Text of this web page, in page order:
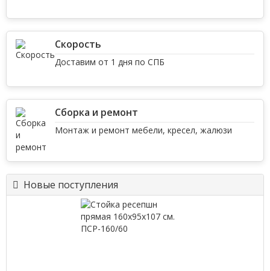
Скорость
Доставим от 1 дня по СПБ
Сборка и ремонт
Монтаж и ремонт мебели, кресел, жалюзи
Новые поступления